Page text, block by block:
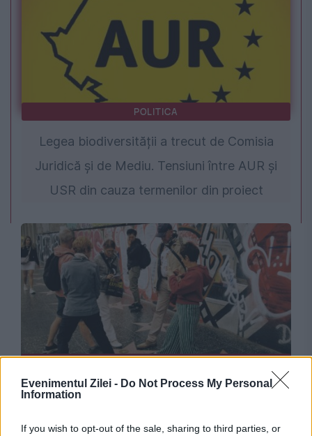
Evenimentul Zilei - Do Not Process My Personal
Information
If you wish to opt-out of the sale, sharing to third parties, or
POLITICA
Legea biodiversității a trecut de Comisia
Juridică și de Mediu. Tensiuni între AUR și
USR din cauza termenilor din proiect
Hollywood Walk of Fame, promoția 2027. Ce